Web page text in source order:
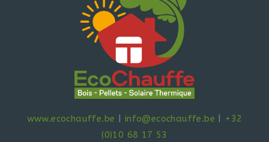
www.ecochauffe.be info@ecochauffe.be
+32
(0)10 68 17 53